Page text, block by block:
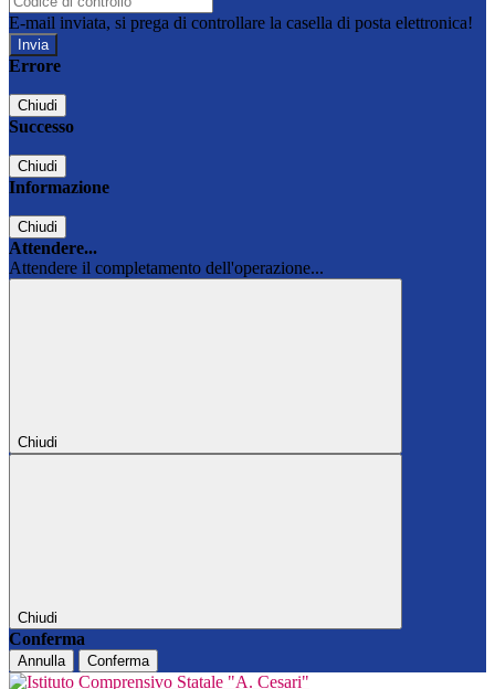
E-mail inviata, si prega di controllare la casella di posta elettronica!
Errore
Chiudi
Successo
Chiudi
Informazione
Chiudi
Attendere...
Attendere il completamento dell'operazione...
Chiudi
Chiudi
Conferma
Annulla Conferma